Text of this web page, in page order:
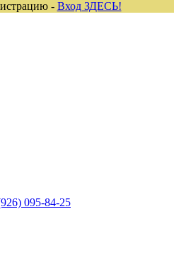
095-84-25
- Вход ЗДЕСЬ!